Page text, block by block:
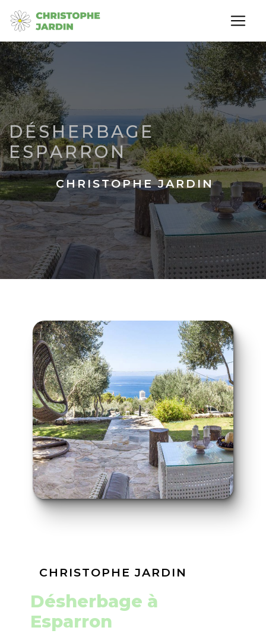
DÉSHERBAGE
ESPARRON
CHRISTOPHE JARDIN
CHRISTOPHE JARDIN
désherbage à
Esparron